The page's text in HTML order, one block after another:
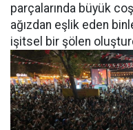
parçalarında büyük
ağızdan eşlik eden
işitsel bir şölen